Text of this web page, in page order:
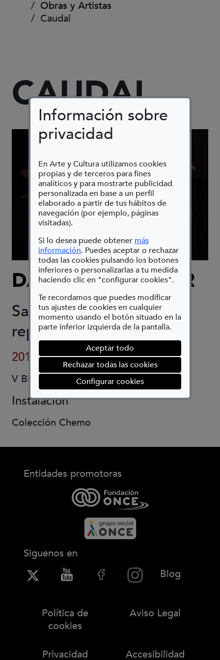
Información sobre
privacidad
En Arte y Cultura utilizamos cookies
propias y de terceros para fines
analíticos y para mostrarte publicidad
personalizada en base a un perfil
elaborado a partir de tus hábitos de
navegación (por ejemplo, páginas
visitadas).
Si lo desea puede obtener más
información(Abre en nueva ventana)
. Puedes aceptar o rechazar
todas las cookies pulsando los botones
inferiores o personalizarlas a tu medida
haciendo clic en "configurar cookies".
Te recordamos que puedes modificar
tus ajustes de cookies en cualquier
momento usando el botón situado en la
parte inferior izquierda de la pantalla.
Aceptar todo
Rechazar todas las cookies
Configurar cookies(abre en ventana
Obras y Artistas
Caudal
CAUDAL
DANIEL CANOGAR
Sanitarios, proyector y
reproductor multimedia
2011
V Bienal
Instalación
Colección Chemo
Entidades promotoras
Siguenos en
Blog
Política de
cookies
Aviso Legal
Privacidad Accesibilidad